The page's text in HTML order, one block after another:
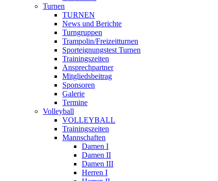
Turnen
TURNEN
News und Berichte
Turngruppen
Trampolin/Freizeitturnen
Sporteignungstest Turnen
Trainingszeiten
Ansprechpartner
Mitgliedsbeitrag
Sponsoren
Galerie
Termine
Volleyball
VOLLEYBALL
Trainingszeiten
Mannschaften
Damen I
Damen II
Damen III
Herren I